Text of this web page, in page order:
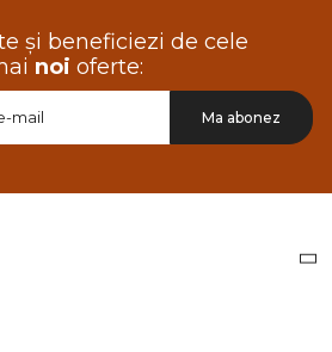
și beneficiezi de cele
noi oferte:
Ma abonez